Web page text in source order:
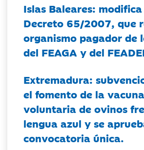
Islas Baleares:
Decreto 65/2007, que
organismo pagador de
del FEAGA y del
Extremadura:
el fomento de la
voluntaria de ovinos
lengua azul y se
convocatoria única.